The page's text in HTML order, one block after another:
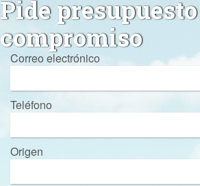
Pide
compromiso
Correo electrónico
Teléfono
Origen